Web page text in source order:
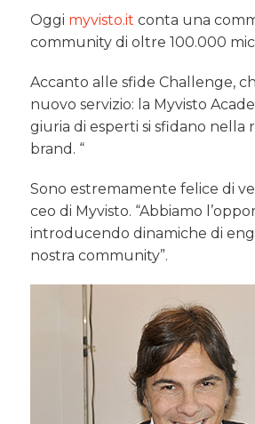
Oggi myvisto.it conta una
community di oltre 100.000
Accanto alle sfide Challenge,
nuovo servizio: la Myvisto
giuria di esperti si sfidano nella
brand. “
Sono estremamente felice di
ceo di Myvisto. “Abbiamo
introducendo dinamiche di
nostra community”.